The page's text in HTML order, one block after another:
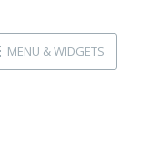
MENU & WIDGETS